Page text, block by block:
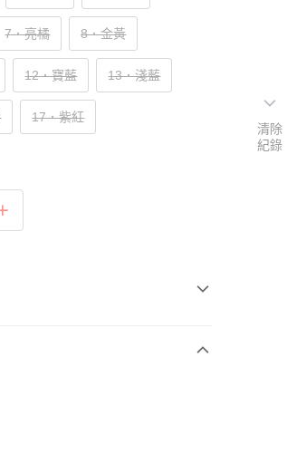
7．亮橘 8．金黃
12．寶藍 13．淺藍
17．紫紅
清除
紀錄